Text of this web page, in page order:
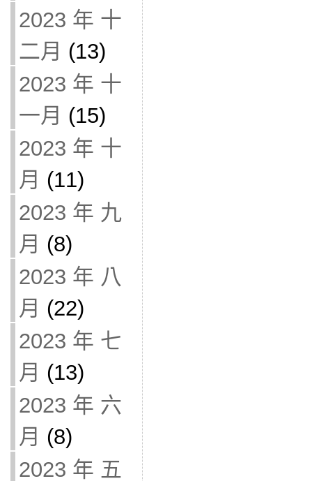
2023 年 十
二月 (13)
2023 年 十
一月 (15)
2023 年 十
月 (11)
2023 年 九
月 (8)
2023 年 八
月 (22)
2023 年 七
月 (13)
2023 年 六
月 (8)
2023 年 五